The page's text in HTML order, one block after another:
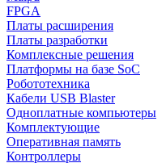
FPGA
Платы расширения
Платы разработки
Комплексные решения
Платформы на базе SoC
Робототехника
Кабели USB Blaster
Одноплатные компьютеры
Комплектующие
Оперативная память
Контроллеры